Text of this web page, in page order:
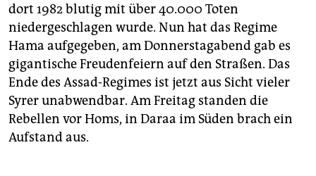
dort 1982 blutig mit über 40.000 Toten
niedergeschlagen wurde. Nun hat das Regime
Hama aufgegeben, am Donnerstagabend gab es
gigantische Freudenfeiern auf den Straßen. Das
Ende des Assad-Regimes ist jetzt aus Sicht vieler
Syrer unabwendbar. Am Freitag standen die
Rebellen vor Homs, in Daraa im Süden brach ein
Aufstand aus.